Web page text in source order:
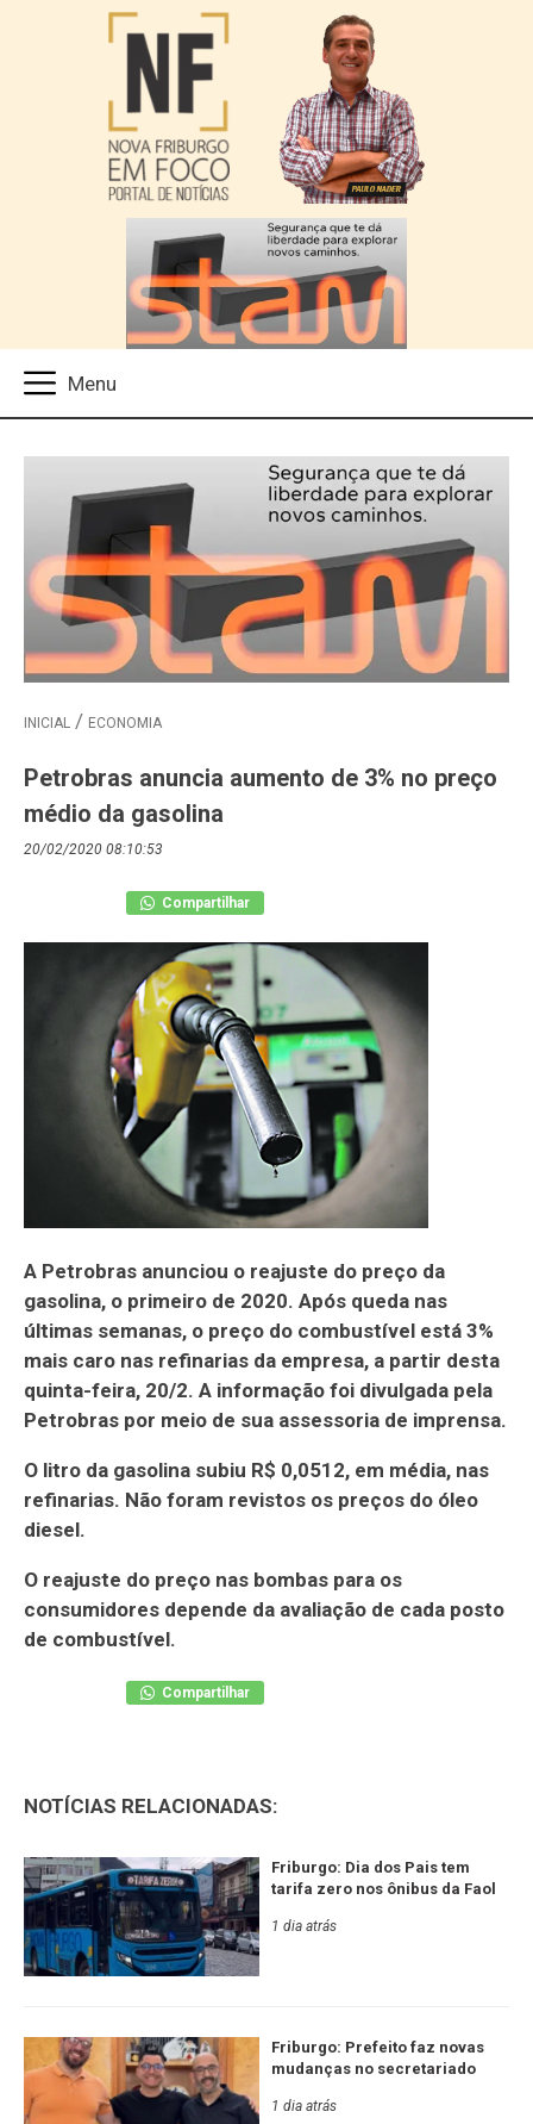
INICIAL ECONOMIA
Petrobras anuncia aumento de 3% no preço
médio da gasolina
20/02/2020 08:10:53
Compartilhar
A Petrobras anunciou o reajuste do preço da
gasolina, o primeiro de 2020. Após queda nas
últimas semanas, o preço do combustível está 3%
mais caro nas refinarias da empresa, a partir desta
quinta-feira, 20/2. A informação foi divulgada pela
Petrobras por meio de sua assessoria de imprensa.
O litro da gasolina subiu R$ 0,0512, em média, nas
refinarias. Não foram revistos os preços do óleo
diesel.
O reajuste do preço nas bombas para os
consumidores depende da avaliação de cada posto
de combustível.
Compartilhar
NOTÍCIAS RELACIONADAS:
Friburgo: Dia dos Pais tem
tarifa zero nos ônibus da Faol
1 dia atrás
Friburgo: Prefeito faz novas
mudanças no secretariado
1 dia atrás